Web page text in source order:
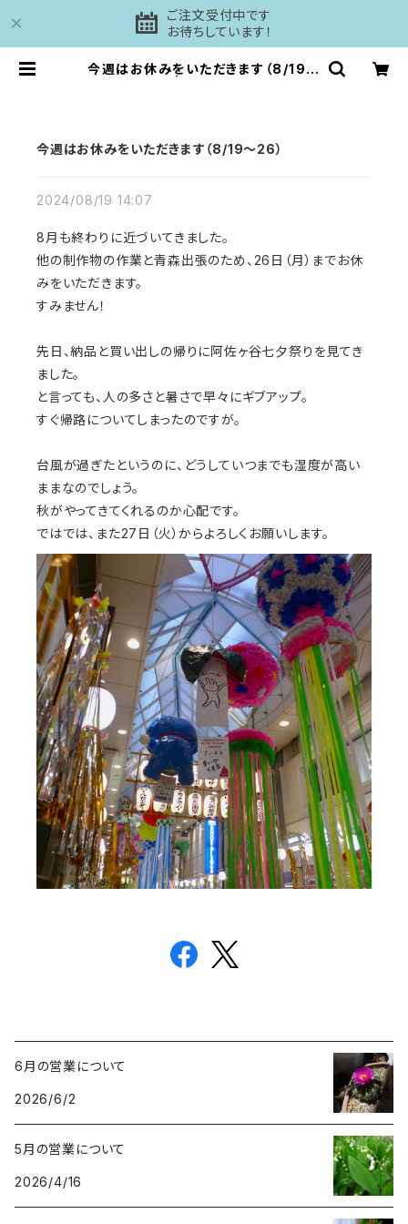
ご注文受付中です
お待ちしています！
今週はお休みをいただきます（8/19〜
今週はお休みをいただきます（8/19〜26）
2024/08/19 14:07
8月も終わりに近づいてきました。
他の制作物の作業と青森出張のため、26日（月）までお休
みをいただきます。
すみません！
先日、納品と買い出しの帰りに阿佐ヶ谷七夕祭りを見てき
ました。
と言っても、人の多さと暑さで早々にギブアップ。
すぐ帰路についてしまったのですが。
台風が過ぎたというのに、どうしていつまでも湿度が高い
ままなのでしょう。
秋がやってきてくれるのか心配です。
ではでは、また27日（火）からよろしくお願いします。
6月の営業について
2026/6/2
5月の営業について
2026/4/16